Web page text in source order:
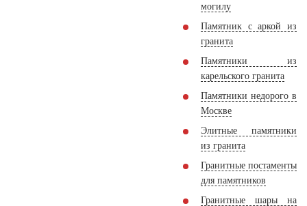
могилу
Памятник с аркой из
гранита
Памятники из
карельского гранита
Памятники недорого в
Москве
Элитные памятники
из гранита
Гранитные постаменты
для памятников
Гранитные шары на